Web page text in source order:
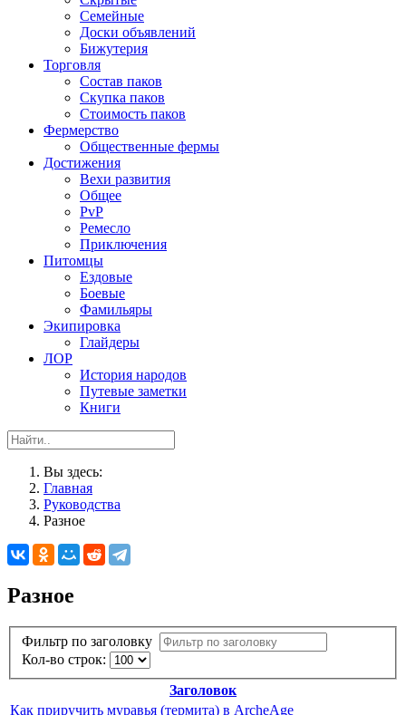
Семейные
Доски объявлений
Бижутерия
Торговля
Состав паков
Скупка паков
Стоимость паков
Фермерство
Общественные фермы
Достижения
Вехи развития
Общее
PvP
Ремесло
Приключения
Питомцы
Ездовые
Боевые
Фамильяры
Экипировка
Глайдеры
ЛОР
История народов
Путевые заметки
Книги
Вы здесь:
Главная
Руководства
Разное
Разное
Фильтр по заголовку
Кол-во строк:
Заголовок
Как приручить муравья (термита) в ArcheAge